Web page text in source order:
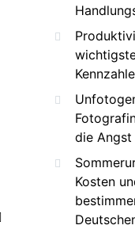
die Angst
Kosten